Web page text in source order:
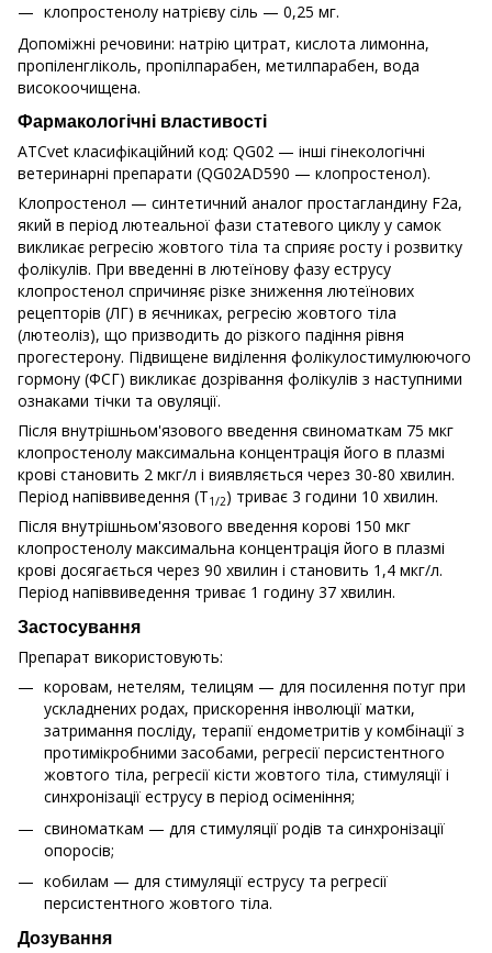
клопростенолу натрієву сіль — 0,25 мг.
Допоміжні речовини: натрію цитрат, кислота лимонна,
пропіленгліколь, пропілпарабен, метилпарабен, вода
високоочищена.
Фармакологічні властивості
ATCvet класифікаційний код: QG02 — інші гінекологічні
ветеринарні препарати (QG02AD590 — клопростенол).
Клопростенол — синтетичний аналог простагландину F2a,
який в період лютеальної фази статевого циклу у самок
викликає регресію жовтого тіла та сприяє росту і розвитку
фолікулів. При введенні в лютеїнову фазу еструсу
клопростенол спричиняє різке зниження лютеїнових
рецепторів (ЛГ) в яєчниках, регресію жовтого тіла
(лютеоліз), що призводить до різкого падіння рівня
прогестерону. Підвищене виділення фолікулостимулюючого
гормону (ФСГ) викликає дозрівання фолікулів з наступними
ознаками тічки та овуляції.
Після внутрішньом'язового введення свиноматкам 75 мкг
клопростенолу максимальна концентрація його в плазмі
крові становить 2 мкг/л і виявляється через 30-80 хвилин.
Період напіввиведення (Т1/2) триває 3 години 10 хвилин.
Після внутрішньом'язового введення корові 150 мкг
клопростенолу максимальна концентрація його в плазмі
крові досягається через 90 хвилин і становить 1,4 мкг/л.
Період напіввиведення триває 1 годину 37 хвилин.
Застосування
Препарат використовують:
коровам, нетелям, телицям — для посилення потуг при
ускладнених родах, прискорення інволюції матки,
затримання посліду, терапії ендометритів у комбінації з
протимікробними засобами, регресії персистентного
жовтого тіла, регресії кісти жовтого тіла, стимуляції і
синхронізації еструсу в період осіменіння;
свиноматкам — для стимуляції родів та синхронізації
опоросів;
кобилам — для стимуляції еструсу та регресії
персистентного жовтого тіла.
Дозування